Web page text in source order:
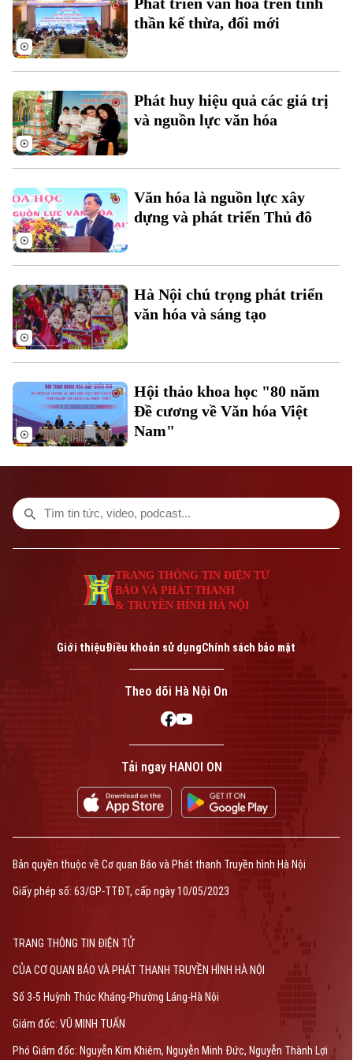
Theo dõi Hà Nội On
Sao
Điện ảnh
Âm nhạc
0865.116.699 (hotline) 0865.116.699
Bản quyền thuộc về Cơ quan Báo và Phát thanh Truyền hình Hà Nội Giấy
TRANG THÔNG TIN ĐIỆN TỬ
Số 3-5 Huỳnh Thúc Kháng-Phường Láng-Hà Nội
Giám đốc: VŨ MINH TUẤN
thần kế thừa, đổi mới
Phát huy hiệu quả các giá trị
và nguồn lực văn hóa
Văn hóa là nguồn lực xây
dựng và phát triển Thủ đô
Hà Nội chú trọng phát triển
văn hóa và sáng tạo
Hội thảo khoa học "80 năm
Đề cương về Văn hóa Việt
Nam"
TRANG THÔNG TIN ĐIỆN TỬ
BÁO VÀ PHÁT THANH
& TRUYỀN HÌNH HÀ NỘI
Giới thiệuĐiều khoản sử dụngChính sách bảo mật
Theo dõi Hà Nội On
Tải ngay HANOI ON
Bản quyền thuộc về Cơ quan Báo và Phát thanh Truyền hình Hà Nội
Giấy phép số: 63/GP-TTĐT, cấp ngày 10/05/2023
TRANG THÔNG TIN ĐIỆN TỬ
CỦA CƠ QUAN BÁO VÀ PHÁT THANH TRUYỀN HÌNH HÀ NỘI
Số 3-5 Huỳnh Thúc Kháng-Phường Láng-Hà Nội
Giám đốc: VŨ MINH TUẤN
Phó Giám đốc: Nguyễn Kim Khiêm, Nguyễn Minh Đức, Nguyễn Thành Lợi